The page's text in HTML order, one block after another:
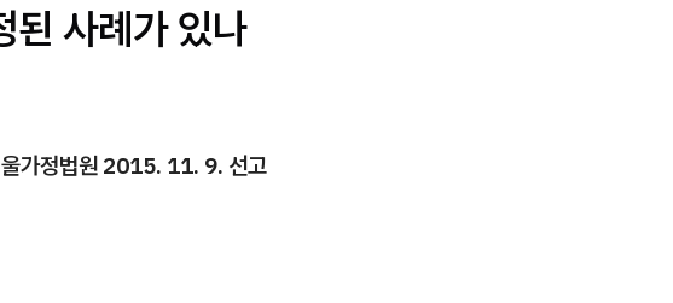
된 사례가 있나
가정법원 2015. 11. 9. 선고